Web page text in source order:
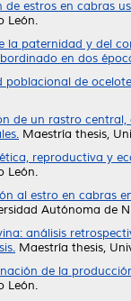
de estros en cabras
León.
la paternidad y del
en dos
poblacional de
de un rastro
Maestría thesis,
reproductiva y
León.
al estro en cabras
Autónoma de
análisis
Maestría thesis,
de la
León.